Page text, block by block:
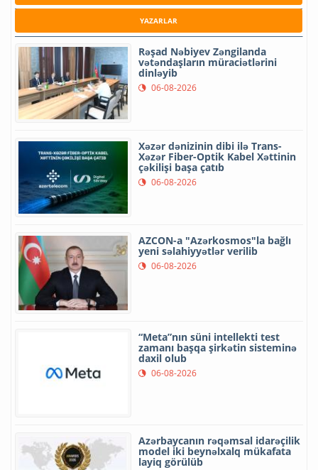
YAZARLAR
Rəşad Nəbiyev Zəngilanda
vətəndaşların müraciətlərini
dinləyib
06-08-2026
Xəzər dənizinin dibi ilə Trans-
Xəzər Fiber-Optik Kabel Xəttinin
çəkilişi başa çatıb
06-08-2026
AZCON-a "Azərkosmos"la bağlı
yeni səlahiyyətlər verilib
06-08-2026
“Meta”nın süni intellekti test
zamanı başqa şirkətin sisteminə
daxil olub
06-08-2026
Azərbaycanın rəqəmsal idarəçilik
model iki beynəlxalq mükafata
layiq görülüb